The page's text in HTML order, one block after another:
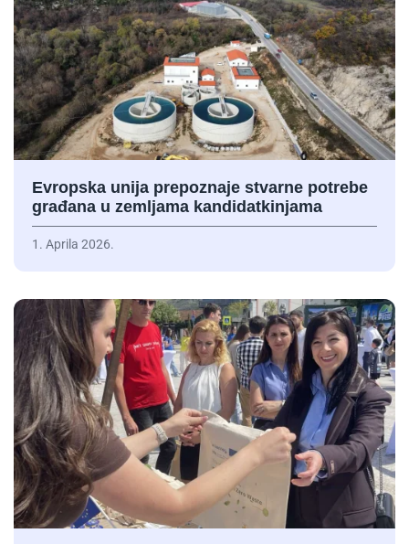
Evropska unija prepoznaje stvarne potrebe
građana u zemljama kandidatkinjama
1. Aprila 2026.